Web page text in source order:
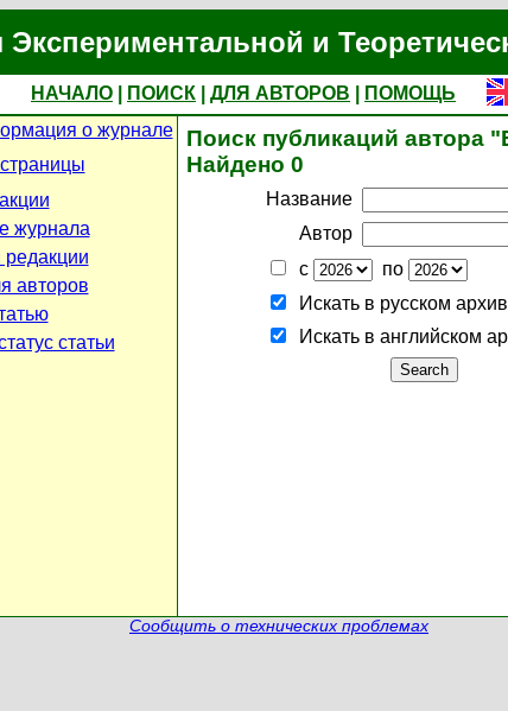
и
НАЧАЛО ПОИСК ДЛЯ АВТОРОВ
ПОМОЩЬ
о журнале
журнала
авторов
статьи
Поиск публикаций автора
Найдено 0
Название
Автор
с
по
Искать в русском
Искать в английском
Сообщить о технических проблемах